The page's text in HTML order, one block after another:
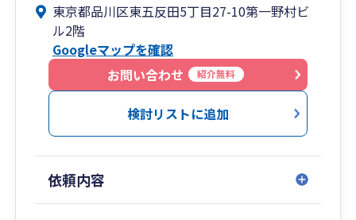
無料！（登記は司法書士が行います）
・弥生会計の全サービス&ソフトに精通！（freee
も全体のわずか数%しかいない五つ星認定アドバ
・スタートアップの創業支援から売上数百億円規
模の大企業の事業承継まで対応可能！
な専門知識とコミュニケーション能力を兼ね備え
た人材が、中小企業向けに税務サービスを展開す
東京都品川区東五反田5丁目27-10第一野村ビ
ル2階
Googleマップを確認
お問い合わせ
紹介無料
検討リストに追加
依頼内容